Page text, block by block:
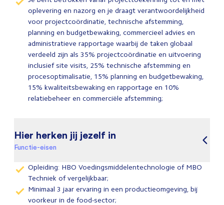
oplevering en nazorg en je draagt verantwoordelijkheid
voor projectcoördinatie, technische afstemming,
planning en budgetbewaking, commercieel advies en
administratieve rapportage waarbij de taken globaal
verdeeld zijn als 35% projectcoördinatie en uitvoering
inclusief site visits, 25% technische afstemming en
procesoptimalisatie, 15% planning en budgetbewaking,
15% kwaliteitsbewaking en rapportage en 10%
relatiebeheer en commerciële afstemming;
Hier herken jij jezelf in
Functie-eisen
Opleiding: HBO Voedingsmiddelentechnologie of MBO
Techniek of vergelijkbaar;
Minimaal 3 jaar ervaring in een productieomgeving, bij
voorkeur in de food-sector;